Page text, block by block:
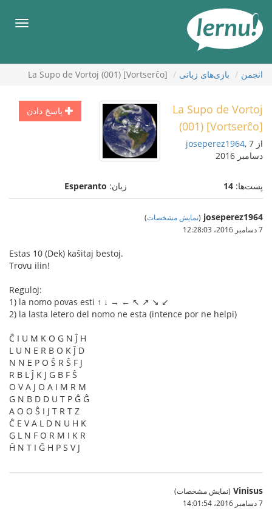
محتوا
انجمن بازی‌های زبانی La Supo de Vortoj (001) [Vortserĉo]
پاسخ دادن
La Supo de Vortoj
(001) [Vortserĉo]
از joseperez1964, 7
دسامبر 2016
پست‌ها: 14 زبان: Esperanto
joseperez1964
(نمایش مشخصات)
7 دسامبر 2016،‏ 12:28:03
Estas 10 (Dek) kaŝitaj bestoj.
Trovu ilin!
Reguloj:
1) la nomo povas esti ↑ ↓ → ← ↖ ↗ ↘ ↙
2) la lasta letero del nomo ne esta (intence por ne helpi)
Ĉ I U M K O G N Ĵ H
L U N E R B O K Ĵ D
N N E P O Ŝ R Ŝ F J
R B L Ĵ K J G B F Ŝ
O V A J O A I M R M
G N B D D U T P Ĝ Ĝ
A O O Ŝ I J T R T Z
Ĉ E V A L D N U H K
G L N F O R M I K R
Ĥ N T I Ĝ H P S V J
Vinisus (نمایش مشخصات)
7 دسامبر 2016،‏ 14:01:54